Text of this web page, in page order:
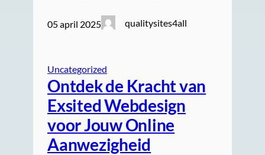
05 april 2025 qualitysites4all
Uncategorized
Ontdek de Kracht van
Exsited Webdesign
voor Jouw Online
Aanwezigheid